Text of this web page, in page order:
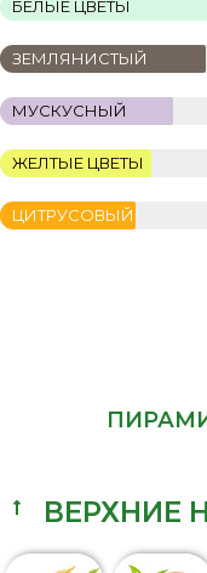
БЕЛЫЕ ЦВЕТЫ
ЗЕМЛЯНИСТЫЙ
МУСКУСНЫЙ
ЖЕЛТЫЕ ЦВЕТЫ
ЦИТРУСОВЫЙ
ВЕРХНИЕ